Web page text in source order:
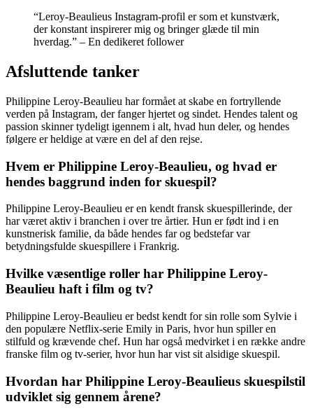
“Leroy-Beaulieus Instagram-profil er som et kunstværk,
der konstant inspirerer mig og bringer glæde til min
hverdag.” – En dedikeret follower
Afsluttende tanker
Philippine Leroy-Beaulieu har formået at skabe en fortryllende
verden på Instagram, der fanger hjertet og sindet. Hendes talent og
passion skinner tydeligt igennem i alt, hvad hun deler, og hendes
følgere er heldige at være en del af den rejse.
Hvem er Philippine Leroy-Beaulieu, og hvad er
hendes baggrund inden for skuespil?
Philippine Leroy-Beaulieu er en kendt fransk skuespillerinde, der
har været aktiv i branchen i over tre årtier. Hun er født ind i en
kunstnerisk familie, da både hendes far og bedstefar var
betydningsfulde skuespillere i Frankrig.
Hvilke væsentlige roller har Philippine Leroy-
Beaulieu haft i film og tv?
Philippine Leroy-Beaulieu er bedst kendt for sin rolle som Sylvie i
den populære Netflix-serie Emily in Paris, hvor hun spiller en
stilfuld og krævende chef. Hun har også medvirket i en række andre
franske film og tv-serier, hvor hun har vist sit alsidige skuespil.
Hvordan har Philippine Leroy-Beaulieus skuespilstil
udviklet sig gennem årene?